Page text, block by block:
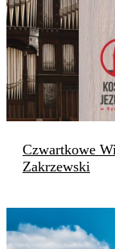
Czwartkowe
Zakrzewski